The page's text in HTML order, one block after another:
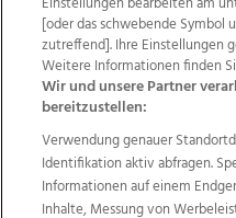
Wir über uns
Datenschutz
AGB Website
Weitere Angebote
TV1 di-mog-i.at
Life Radio
[oder das schwebende Symbol
zutreffend]. Ihre Einstellungen
Weitere Informationen finden
Wir und unsere Partner
bereitzustellen:
Verwendung genauer
Identifikation aktiv abfragen.
Informationen auf einem
Inhalte, Messung von